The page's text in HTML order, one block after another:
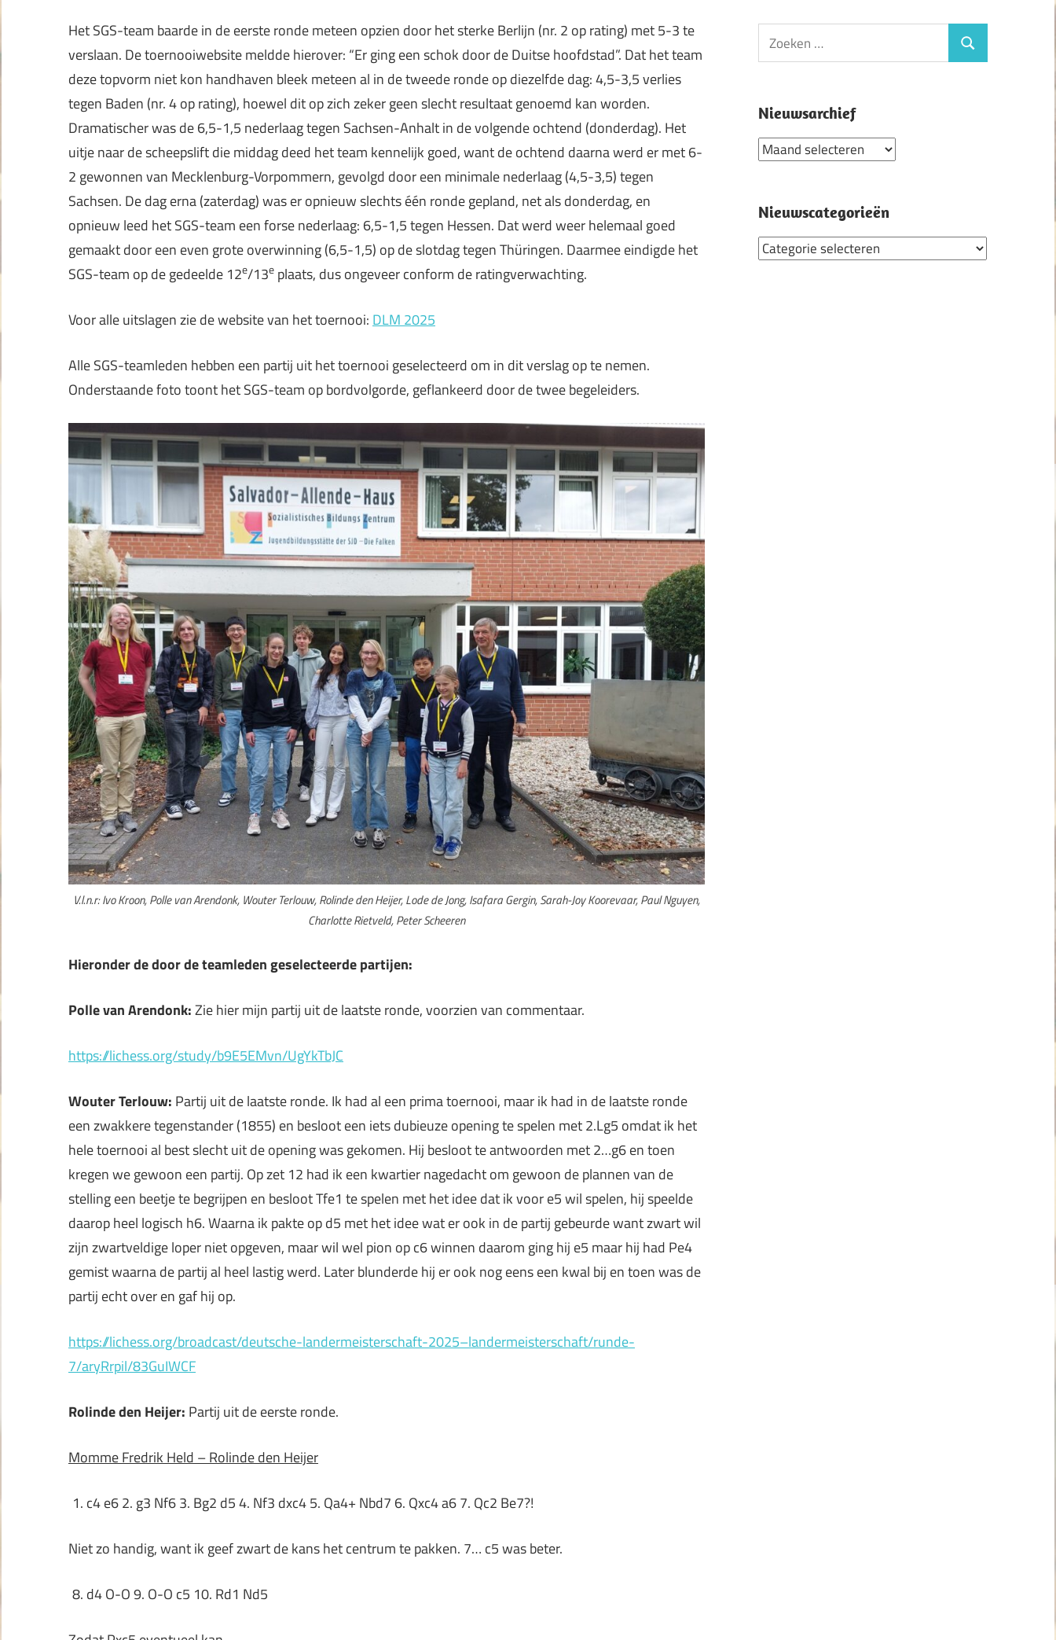
Het SGS-team baarde in de eerste ronde meteen opzien door het sterke Berlijn (nr. 2 op rating) met 5-3 te
verslaan. De toernooiwebsite meldde hierover: “Er ging een schok door de Duitse hoofdstad”. Dat het team
deze topvorm niet kon handhaven bleek meteen al in de tweede ronde op diezelfde dag: 4,5-3,5 verlies
tegen Baden (nr. 4 op rating), hoewel dit op zich zeker geen slecht resultaat genoemd kan worden.
Dramatischer was de 6,5-1,5 nederlaag tegen Sachsen-Anhalt in de volgende ochtend (donderdag). Het
uitje naar de scheepslift die middag deed het team kennelijk goed, want de ochtend daarna werd er met 6-
2 gewonnen van Mecklenburg-Vorpommern, gevolgd door een minimale nederlaag (4,5-3,5) tegen
Sachsen. De dag erna (zaterdag) was er opnieuw slechts één ronde gepland, net als donderdag, en
opnieuw leed het SGS-team een forse nederlaag: 6,5-1,5 tegen Hessen. Dat werd weer helemaal goed
gemaakt door een even grote overwinning (6,5-1,5) op de slotdag tegen Thüringen. Daarmee eindigde het
SGS-team op de gedeelde 12e/13e plaats, dus ongeveer conform de ratingverwachting.
Voor alle uitslagen zie de website van het toernooi: DLM 2025
Alle SGS-teamleden hebben een partij uit het toernooi geselecteerd om in dit verslag op te nemen.
Onderstaande foto toont het SGS-team op bordvolgorde, geflankeerd door de twee begeleiders.
V.l.n.r: Ivo Kroon, Polle van Arendonk, Wouter Terlouw, Rolinde den Heijer, Lode de Jong, Isafara Gergin, Sarah-Joy Koorevaar, Paul Nguyen,
Charlotte Rietveld, Peter Scheeren
Hieronder de door de teamleden geselecteerde partijen:
Polle van Arendonk:Zie hier mijn partij uit de laatste ronde, voorzien van commentaar.
https://lichess.org/study/b9E5EMvn/UgYkTbJC
Wouter Terlouw: Partij uit de laatste ronde. Ik had al een prima toernooi, maar ik had in de laatste ronde
een zwakkere tegenstander (1855) en besloot een iets dubieuze opening te spelen met 2.Lg5 omdat ik het
hele toernooi al best slecht uit de opening was gekomen. Hij besloot te antwoorden met 2…g6 en toen
kregen we gewoon een partij. Op zet 12 had ik een kwartier nagedacht om gewoon de plannen van de
stelling een beetje te begrijpen en besloot Tfe1 te spelen met het idee dat ik voor e5 wil spelen, hij speelde
daarop heel logisch h6. Waarna ik pakte op d5 met het idee wat er ook in de partij gebeurde want zwart wil
zijn zwartveldige loper niet opgeven, maar wil wel pion op c6 winnen daarom ging hij e5 maar hij had Pe4
gemist waarna de partij al heel lastig werd. Later blunderde hij er ook nog eens een kwal bij en toen was de
partij echt over en gaf hij op.
https://lichess.org/broadcast/deutsche-landermeisterschaft-2025–landermeisterschaft/runde-
7/aryRrpil/83GuIWCF
Rolinde den Heijer: Partij uit de eerste ronde.
Momme Fredrik Held – Rolinde den Heijer
c4 e6 2. g3 Nf6 3. Bg2 d5 4. Nf3 dxc4 5. Qa4+ Nbd7 6. Qxc4 a6 7. Qc2 Be7?!
Niet zo handig, want ik geef zwart de kans het centrum te pakken. 7… c5 was beter.
d4 O-O 9. O-O c5 10. Rd1 Nd5
Zoeken
naar:
Zoeken
Nieuwsarchief
Nieuwsarchief
Nieuwscategorieën
Nieuwscategorieën